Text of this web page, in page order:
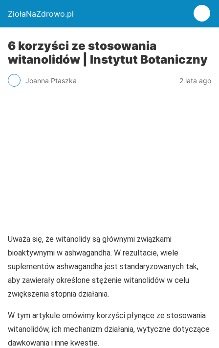
ZiołaNaZdrowo.pl
6 korzyści ze stosowania
witanolidów | Instytut Botaniczny
Joanna Ptaszka 2 lata ago
Uważa się, że witanolidy są głównymi związkami
bioaktywnymi w ashwagandha. W rezultacie, wiele
suplementów ashwagandha jest standaryzowanych tak,
aby zawierały określone stężenie witanolidów w celu
zwiększenia stopnia działania.
W tym artykule omówimy korzyści płynące ze stosowania
witanolidów, ich mechanizm działania, wytyczne dotyczące
dawkowania i inne kwestie.